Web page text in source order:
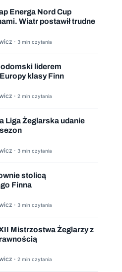
Energa Nord Cup
Wiatr postawił trudne
· 3 min czytania
liderem
klasy Finn
· 2 min czytania
Liga Żeglarska udanie
· 3 min czytania
stolicą
Finna
· 3 min czytania
Mistrzostwa Żeglarzy z
· 2 min czytania